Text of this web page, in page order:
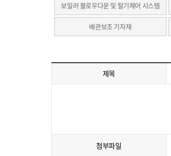
보일러 블로우다운 및 탈기제어 시스템
배관보조 기자재
제목
첨부파일